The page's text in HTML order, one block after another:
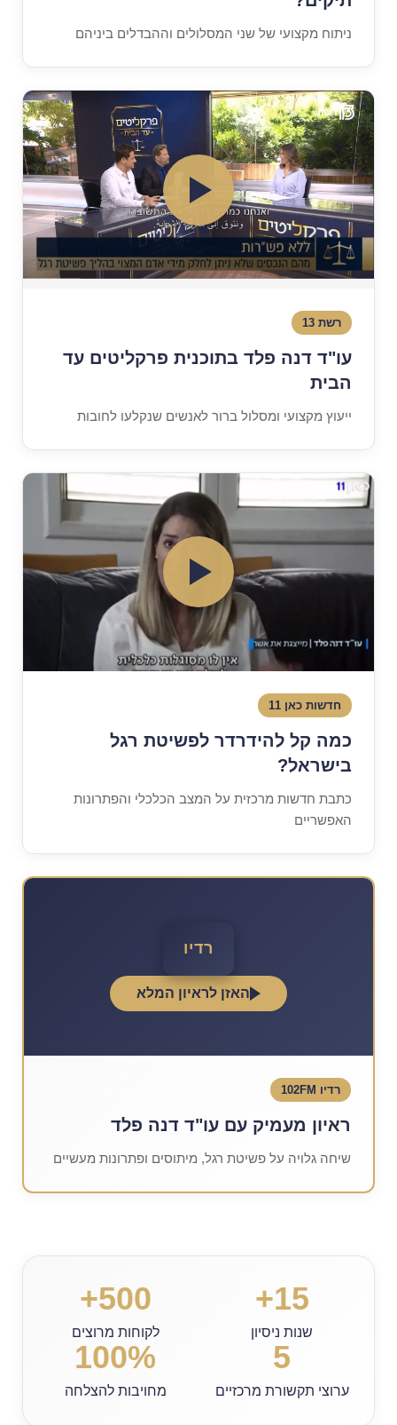
ניתוח מקצועי של שני המסלולים וההבדלים ביניהם
רשת 13
עו"ד דנה פלד בתוכנית פרקליטים עד
הבית
ייעוץ מקצועי ומסלול ברור לאנשים שנקלעו לחובות
חדשות כאן 11
כמה קל להידרדר לפשיטת רגל
בישראל?
כתבת חדשות מרכזית על המצב הכלכלי והפתרונות
האפשריים
האזן לראיון המלא
רדיו 102FM
ראיון מעמיק עם עו"ד דנה פלד
שיחה גלויה על פשיטת רגל, מיתוסים ופתרונות מעשיים
15+
שנות ניסיון
500+
לקוחות מרוצים
5
ערוצי תקשורת מרכזיים
100%
מחויבות להצלחה